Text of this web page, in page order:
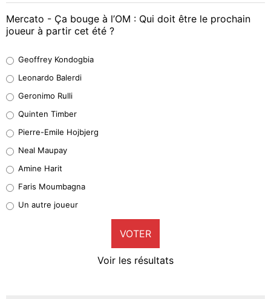
Mercato - Ça bouge à l’OM : Qui doit être le prochain
joueur à partir cet été ?
38%
32%
5%
1%
9%
Geoffrey Kondogbia
Leonardo Balerdi
Geronimo Rulli
Quinten Timber
Pierre-Emile Hojbjerg
Neal Maupay
Amine Harit
Faris Moumbagna
Un autre joueur
VOTER
Voir les résultats